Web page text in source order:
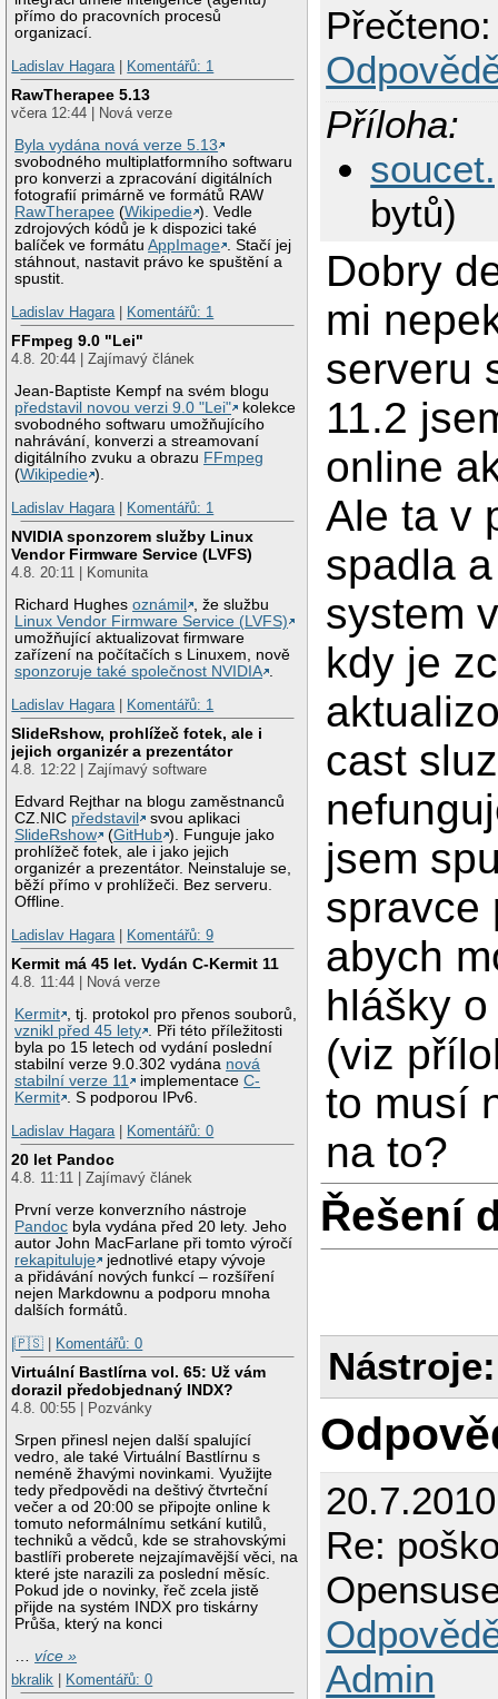
přímo do pracovních procesů
organizací.
Ladislav Hagara
Komentářů: 1
RawTherapee 5.13
včera 12:44 | Nová verze
Byla vydána nová verze 5.13
svobodného multiplatformního softwaru
pro konverzi a zpracování digitálních
fotografií primárně ve formátů RAW
RawTherapee (Wikipedie ). Vedle
zdrojových kódů je k dispozici také
balíček ve formátuAppImage . Stačí jej
stáhnout, nastavit právo ke spuštění a
spustit.
Ladislav Hagara
Komentářů: 1
FFmpeg 9.0 "Lei"
4.8. 20:44 | Zajímavý článek
Jean-Baptiste Kempf na svém blogu
představil novou verzi 9.0 "Lei"
kolekce
svobodného softwaru umožňujícího
nahrávání, konverzi a streamovaní
digitálního zvuku a obrazu FFmpeg
(Wikipedie ).
Ladislav Hagara
Komentářů: 1
NVIDIA sponzorem služby Linux
Vendor Firmware Service (LVFS)
4.8. 20:11 | Komunita
Richard Hughesoznámil
, že službu
Linux Vendor Firmware Service (LVFS)
umožňující aktualizovat firmware
zařízení na počítačích s Linuxem, nově
sponzoruje také společnost NVIDIA .
Ladislav Hagara | Komentářů: 1
SlideRshow, prohlížeč fotek, ale i
jejich organizér a prezentátor
4.8. 12:22 | Zajímavý software
Edvard Rejthar na blogu zaměstnanců
CZ.NIC představil
svou aplikaci
SlideRshow
(GitHub ). Funguje jako
prohlížeč fotek, ale i jako jejich
organizér a prezentátor. Neinstaluje se,
běží přímo v prohlížeči. Bez serveru.
Offline.
Ladislav Hagara | Komentářů: 9
Kermit má 45 let. Vydán C-Kermit 11
4.8. 11:44 | Nová verze
Kermit , tj. protokol pro přenos souborů,
vznikl před 45 lety . Při této příležitosti
byla po 15 letech od vydání poslední
stabilní verze 9.0.302 vydána nová
stabilní verze 11
implementaceC-
Kermit . S podporou IPv6.
Ladislav Hagara | Komentářů: 0
20 let Pandoc
4.8. 11:11 | Zajímavý článek
První verze konverzního nástroje
Pandoc byla vydána před 20 lety. Jeho
autor John MacFarlane při tomto výročí
rekapituluje
jednotlivé etapy vývoje
a přidávání nových funkcí – rozšíření
nejen Markdownu a podporu mnoha
dalších formátů.
|🇵🇸 | Komentářů: 0
Virtuální Bastlírna vol. 65: Už vám
dorazil předobjednaný INDX?
4.8. 00:55 | Pozvánky
Srpen přinesl nejen další spalující
vedro, ale také Virtuální Bastlírnu s
neméně žhavými novinkami. Využijte
tedy předpovědi na deštivý čtvrteční
večer a od 20:00 se připojte online k
tomuto neformálnímu setkání kutilů,
techniků a vědců, kde se strahovskými
bastlíři proberete nejzajímavější věci, na
které jste narazili za poslední měsíc.
Pokud jde o novinky, řeč zcela jistě
přijde na systém INDX pro tiskárny
Průša, který na konci
…více »
bkralik
Komentářů: 0
Příloha:
bytů)
Dobry
mi
serveru
11.2
online
Ale ta v
spadla
system
kdy je
cast
jsem
spravce
abych
hlášky
(viz
to musí
na to?
Řešení
Nástroje:
Re:
Admin